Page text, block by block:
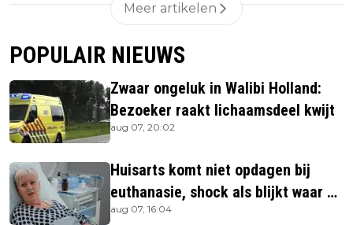
Meer artikelen
POPULAIR NIEUWS
Zwaar ongeluk in Walibi Holland:
Bezoeker raakt lichaamsdeel kwijt
aug 07, 20:02
Huisarts komt niet opdagen bij
euthanasie, shock als blijkt waar ze
is
aug 07, 16:04